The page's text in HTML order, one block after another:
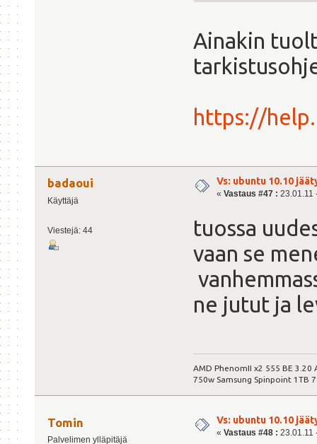
Ainakin
https://
badaoui
Käyttäjä
Viestejä: 44
Vs: ubuntu 10.10
« Vastaus #47 : 23.01.11
tuossa
vaan se
ne jutut ja
AMD PhenomII x2 555 BE 3.20
750w Samsung Spinpoint 1TB
Tomin
Palvelimen ylläpitäjä
Vs: ubuntu 10.10
« Vastaus #48 : 23.01.11